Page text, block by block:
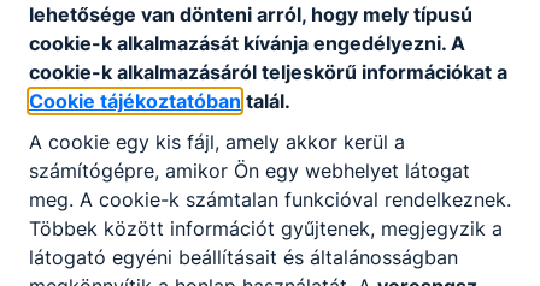
lehetősége van dönteni arról, hogy mely típusú
cookie-k alkalmazását kívánja engedélyezni. A
cookie-k alkalmazásáról teljeskörű információkat a
Cookie tájékoztatóban talál.
A cookie egy kis fájl, amely akkor kerül a
számítógépre, amikor Ön egy webhelyet látogat
meg. A cookie-k számtalan funkcióval rendelkeznek.
Többek között információt gyűjtenek, megjegyzik a
látogató egyéni beállításait és általánosságban